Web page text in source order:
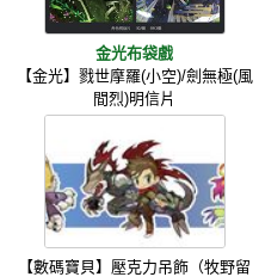
金光布袋戲
【金光】戮世摩羅(小空)/劍無極(風
間烈)明信片
【數碼寶貝】壓克力吊飾（牧野留